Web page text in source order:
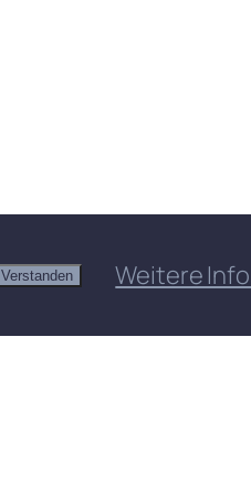
Verstanden Weitere